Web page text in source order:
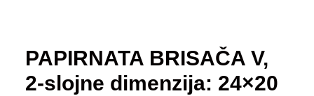
PAPIRNATA BRISAČA V,
2-slojne dimenzija: 24×20